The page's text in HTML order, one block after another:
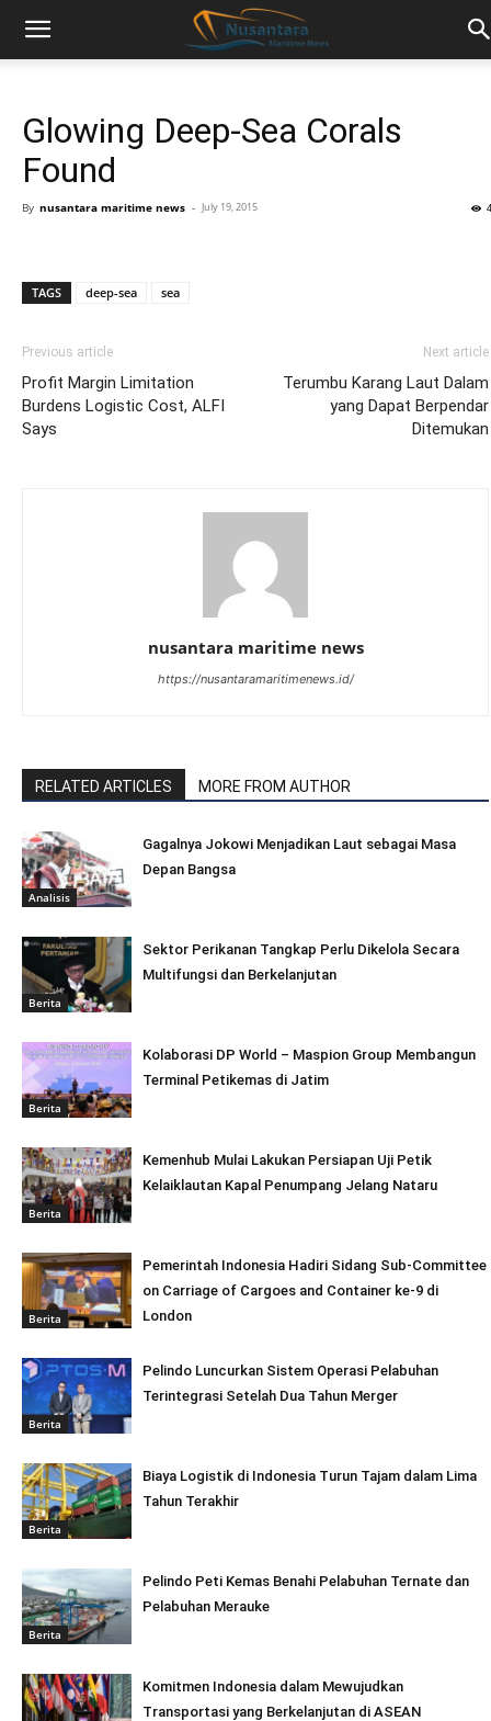
Glowing Deep-Sea Corals
Found
By nusantara maritime news - July 19, 2015
TAGS deep-sea sea
Previous article
Profit Margin Limitation
Burdens Logistic Cost, ALFI
Says
Next article
Terumbu Karang Laut Dalam
yang Dapat Berpendar
Ditemukan
nusantara maritime news
https://nusantaramaritimenews.id/
RELATED ARTICLES MORE FROM AUTHOR
Analisis
Gagalnya Jokowi Menjadikan Laut sebagai Masa
Depan Bangsa
Berita
Sektor Perikanan Tangkap Perlu Dikelola Secara
Multifungsi dan Berkelanjutan
Berita
Kolaborasi DP World – Maspion Group Membangun
Terminal Petikemas di Jatim
Berita
Kemenhub Mulai Lakukan Persiapan Uji Petik
Kelaiklautan Kapal Penumpang Jelang Nataru
Berita
Pemerintah Indonesia Hadiri Sidang Sub-Committee
on Carriage of Cargoes and Container ke-9 di
London
Berita
Pelindo Luncurkan Sistem Operasi Pelabuhan
Terintegrasi Setelah Dua Tahun Merger
Berita
Biaya Logistik di Indonesia Turun Tajam dalam Lima
Tahun Terakhir
Berita
Pelindo Peti Kemas Benahi Pelabuhan Ternate dan
Pelabuhan Merauke
Komitmen Indonesia dalam Mewujudkan
Transportasi yang Berkelanjutan di ASEAN